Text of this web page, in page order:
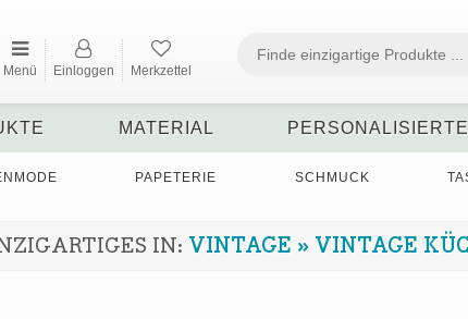
Menü Einloggen Merkzettel
MATERIAL
PAPETERIE SCHMUCK
IN: VINTAGE » VINTAGE